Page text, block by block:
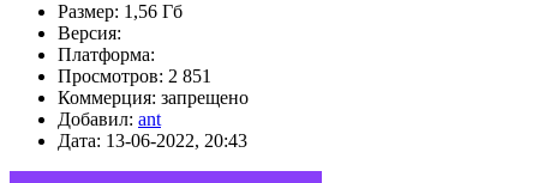
Размер: 1,56 Гб
Версия:
Платформа:
Просмотров: 2 851
Коммерция: запрещено
Добавил: ant
Дата: 13-06-2022, 20:43